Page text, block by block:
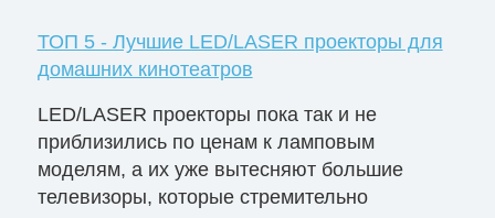
ТОП 5 - Лучшие LED/LASER проекторы для
домашних кинотеатров
LED/LASER проекторы пока так и не
приблизились по ценам к ламповым
моделям, а их уже вытесняют большие
телевизоры, которые стремительно